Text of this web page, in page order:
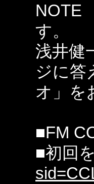
NOTE
す。
浅井健
ジに答
オ」を
■FM
■初回